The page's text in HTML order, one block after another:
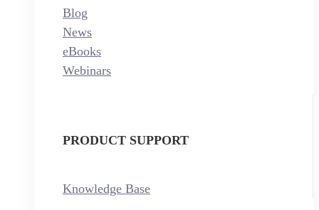
Blog
News
eBooks
Webinars
PRODUCT SUPPORT
Knowledge Base